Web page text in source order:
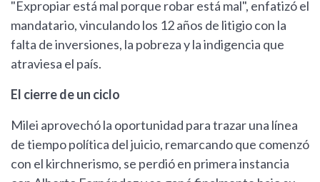
"Expropiar está mal porque robar está mal", enfatizó el
mandatario, vinculando los 12 años de litigio con la
falta de inversiones, la pobreza y la indigencia que
atraviesa el país.
El cierre de un ciclo
Milei aprovechó la oportunidad para trazar una línea
de tiempo política del juicio, remarcando que comenzó
con el kirchnerismo, se perdió en primera instancia